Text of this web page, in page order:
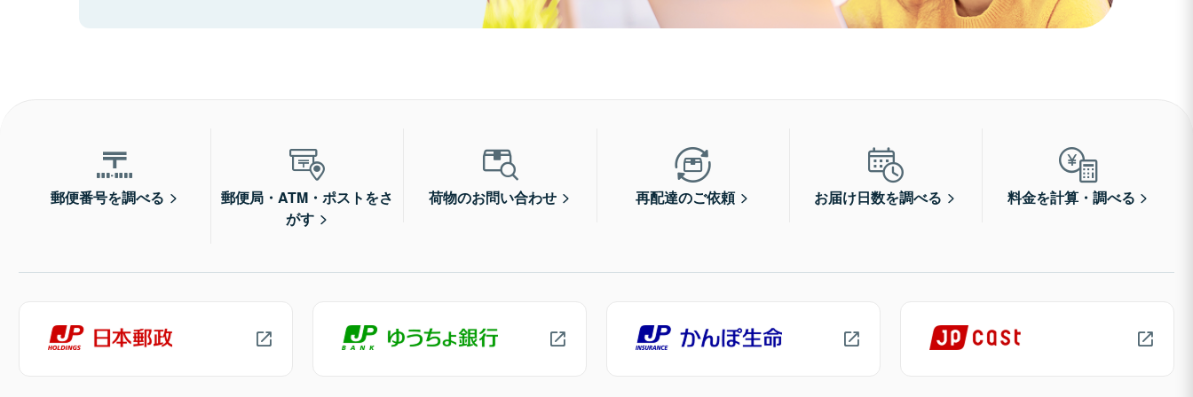
郵便番号を調べる
郵便局・ATM・ポストをさ
がす
荷物のお問い合わせ 再配達のご依頼 お届け日数を調べる 料金を計算・調べる